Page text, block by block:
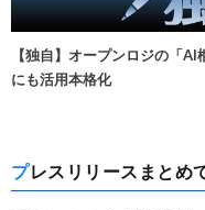
【独自】オープンロジの「
にも活用本格化
プレスリリースまとめ